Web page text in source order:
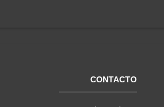
CONTACTO